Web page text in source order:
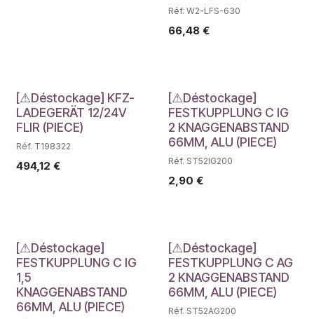
Réf. W2-LFS-630
66,48€
Déstockage
[⚠Déstockage] KFZ-
LADEGERÄT 12/24V
FLIR (PIECE)
Réf. T198322
494,12 €
Déstockage
[⚠Déstockage]
FESTKUPPLUNG C IG
2 KNAGGENABSTAND
66MM, ALU (PIECE)
Réf. ST52IG200
2,90 €
Déstockage
[⚠Déstockage]
FESTKUPPLUNG C IG
1,5
KNAGGENABSTAND
66MM, ALU (PIECE)
Déstockage
[⚠Déstockage]
FESTKUPPLUNG C AG
2 KNAGGENABSTAND
66MM, ALU (PIECE)
Réf. ST52AG200